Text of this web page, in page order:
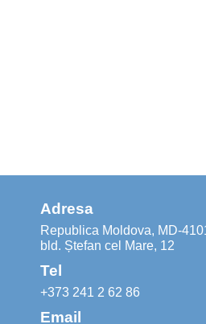
Adresa
Republica Moldova, MD-
bld. Ștefan cel Mare, 12
Tel
+373 241 2 62 86
Email